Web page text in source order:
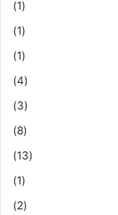
(1)
(1)
(1)
(4)
(3)
(8)
(13)
(1)
(2)